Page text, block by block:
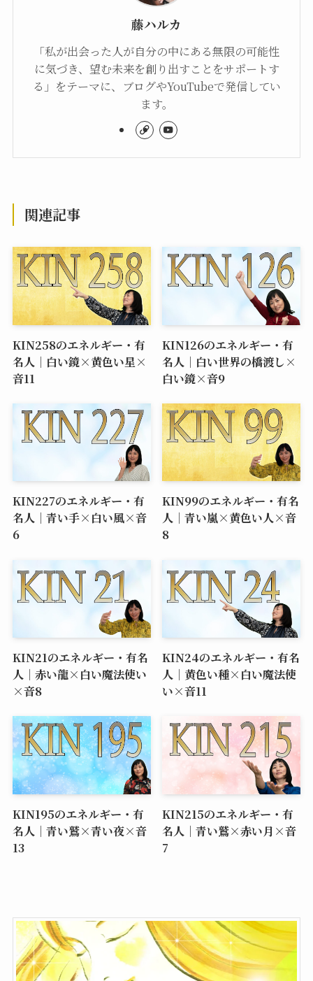
藤ハルカ
「私が出会った人が自分の中にある無限の可能性
に気づき、望む未来を創り出すことをサポートす
る」をテーマに、ブログやYouTubeで発信してい
ます。
関連記事
KIN258のエネルギー・有
名人｜白い鏡×黄色い星×
音11
KIN126のエネルギー・有
名人｜白い世界の橋渡し×
白い鏡×音9
KIN227のエネルギー・有
名人｜青い手×白い風×音
6
KIN99のエネルギー・有名
人｜青い嵐×黄色い人×音
8
KIN21のエネルギー・有名
人｜赤い龍×白い魔法使い
×音8
KIN24のエネルギー・有名
人｜黄色い種×白い魔法使
い×音11
KIN195のエネルギー・有
名人｜青い鷲×青い夜×音
13
KIN215のエネルギー・有
名人｜青い鷲×赤い月×音
7